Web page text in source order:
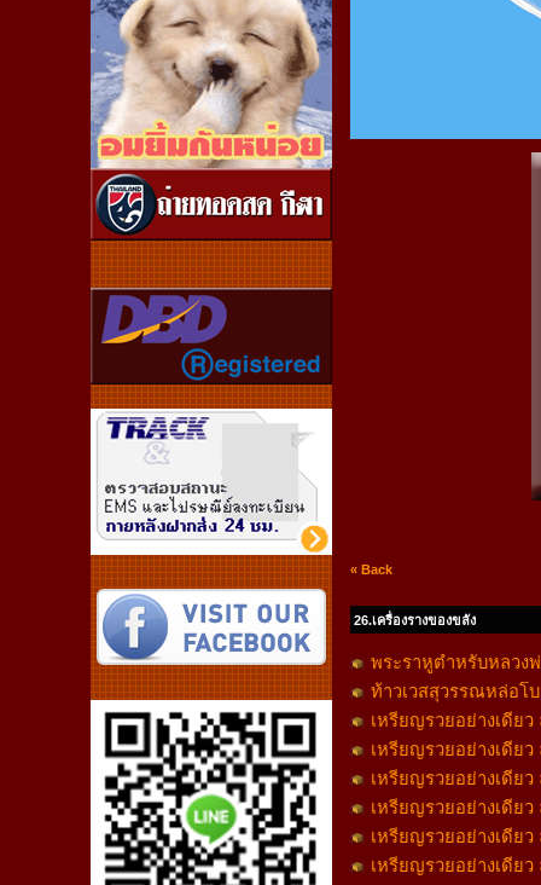
« Back
26.เครื่องรางของขลัง
พระราหูตำหรับหลวง
ท้าวเวสสุวรรณหล่อโ
เหรียญรวยอย่างเดีย
เหรียญรวยอย่างเดีย
เหรียญรวยอย่างเดีย
เหรียญรวยอย่างเดีย
เหรียญรวยอย่างเดีย
เหรียญรวยอย่างเดีย